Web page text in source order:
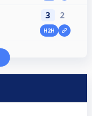
3 2
H2H